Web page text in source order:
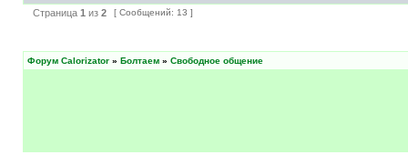
Страница 1 из 2 [ Сообщений: 13 ]
Форум Calorizator » Болтаем » Свободное общение